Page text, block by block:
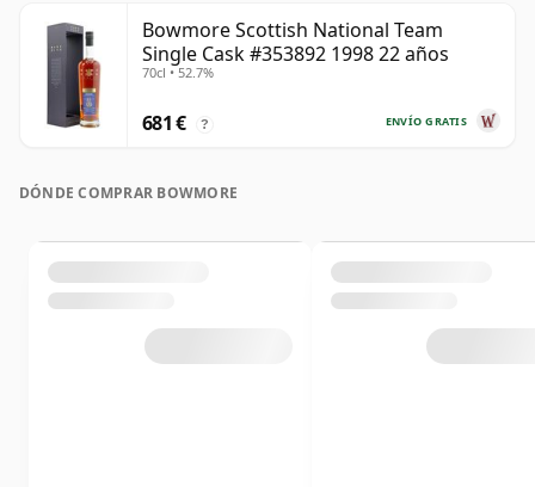
Bowmore Scottish National Team
Single Cask #353892 1998 22 años
70cl • 52.7%
ENVÍO GRATIS
681 € ?
DÓNDE COMPRAR BOWMORE